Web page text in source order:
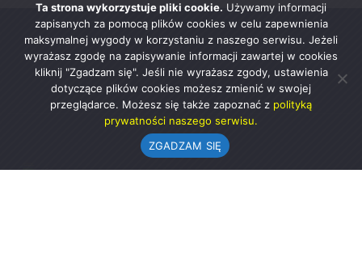
Ta strona wykorzystuje pliki cookie. Używamy informacji
zapisanych za pomocą plików cookies w celu zapewnienia
maksymalnej wygody w korzystaniu z naszego serwisu. Jeżeli
wyrażasz zgodę na zapisywanie informacji zawartej w cookies
kliknij "Zgadzam się". Jeśli nie wyrażasz zgody, ustawienia
dotyczące plików cookies możesz zmienić w swojej
przeglądarce. Możesz się także zapoznać z polityką
prywatności naszego serwisu.
ZGADZAM SIĘ